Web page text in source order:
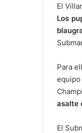
El
Los
Para
asalte
El